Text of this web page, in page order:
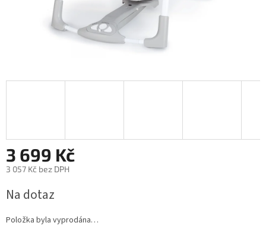
3 699 Kč
3 057 Kč bez DPH
cena:
Na dotaz
Položka byla vyprodána…